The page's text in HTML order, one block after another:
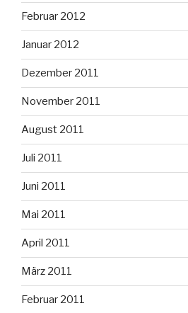
Februar 2012
Januar 2012
Dezember 2011
November 2011
August 2011
Juli 2011
Juni 2011
Mai 2011
April 2011
März 2011
Februar 2011